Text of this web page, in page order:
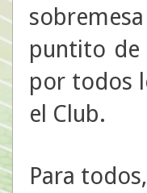
puntito de
por todos
el Club.
Para